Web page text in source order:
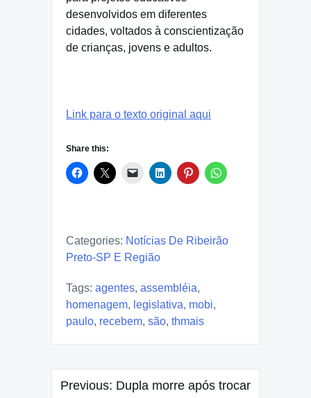
desenvolvidos em diferentes
cidades, voltados à conscientização
de crianças, jovens e adultos.
Link para o texto original aqui
Share this:
Categories: Notícias De Ribeirão
Preto-SP E Região
Tags: agentes, assembléia,
homenagem, legislativa, mobi,
paulo, recebem, são, thmais
Post
Previous: Dupla morre após trocar